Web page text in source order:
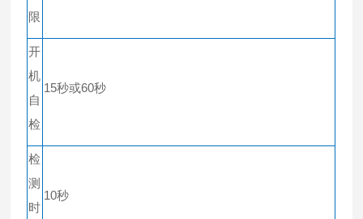
限
开
机
自
检
15秒或60秒
检
测
时
10秒